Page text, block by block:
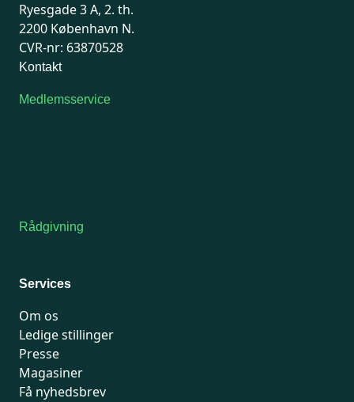
Ryesgade 3 A, 2. th.
2200 København N.
CVR-nr: 63870528
Kontakt
Medlemsservice
Rådgivning
Services
Om os
Ledige stillinger
Presse
Magasiner
Få nyhedsbrev